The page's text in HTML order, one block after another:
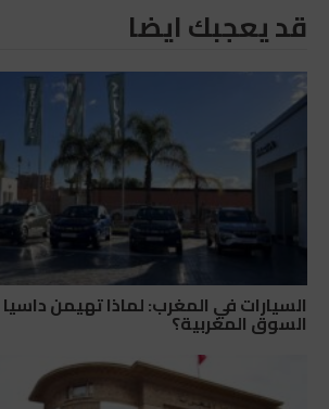
قد يعجبك ايضا
السيارات في المغرب: لماذا تهيمن
السوق المغربية؟